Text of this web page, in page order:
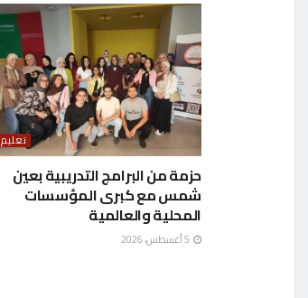
تعليم
حزمة من البرامج التدريبية بعين
شمس مع كبرى المؤسسات
المحلية والعالمية